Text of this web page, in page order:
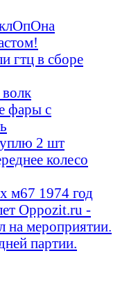
гтц в сборе
фары с
2 шт
колесо
м67 1974 год
Oppozit.ru -
на мероприятии.
партии.